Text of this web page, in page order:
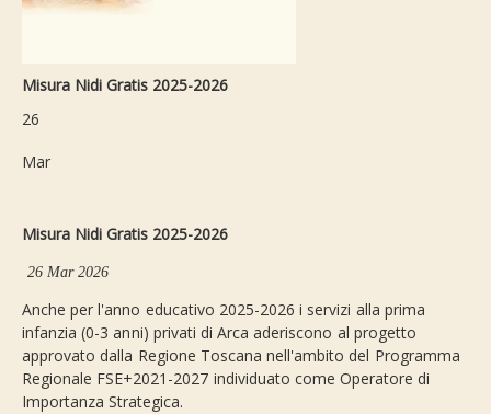
Misura Nidi Gratis 2025-2026
26
Mar
Misura Nidi Gratis 2025-2026
26 Mar 2026
Anche per l'anno educativo 2025-2026 i servizi alla prima
infanzia (0-3 anni) privati di Arca aderiscono al progetto
approvato dalla Regione Toscana nell'ambito del Programma
Regionale FSE+2021-2027 individuato come Operatore di
Importanza Strategica.